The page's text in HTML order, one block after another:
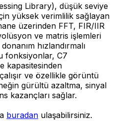
Library), düşük seviye
yüksek verimlilik sağlayan
üzerinden FFT, FIR/IIR
ve matris işlemleri
hızlandırmalı
fonksiyonlar, C7
kapasitesinden
ve özellikle görüntü
gürültü azaltma, sinyal
kazançları sağlar.
buradan ulaşabilirsiniz.